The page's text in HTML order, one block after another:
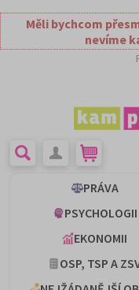
Měli bychcom
nevíme
PRÁVA
PSYCHOLOGII
EKONOMII
OSP, TSP A